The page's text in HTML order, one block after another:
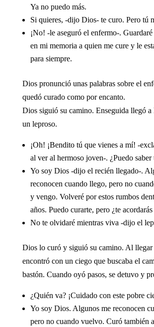
Ya no puedo más.
Si quieres, -dijo Dios- te curo. Pero tú
¡No! -le aseguró el enfermo-. Guardaré
en mi memoria a quien me cure y le
para siempre.
Dios pronunció unas palabras sobre el
quedó curado como por encanto.
Dios siguió su camino. Enseguida llegó a
un leproso.
¡Oh! ¡Bendito tú que vienes a mí! -
al ver al hermoso joven-. ¿Puedo saber
Yo soy Dios -dijo el recién llegado-.
reconocen cuando llego, pero no
y vengo. Volveré por estos rumbos
años. Puedo curarte, pero ¿te
No te olvidaré mientras viva -dijo el
Dios lo curó y siguió su camino. Al llegar
encontró con un ciego que buscaba el
bastón. Cuando oyó pasos, se detuvo y
¿Quién va? ¡Cuidado con este pobre
Yo soy Dios. Algunos me reconocen
pero no cuando vuelvo. Curó también